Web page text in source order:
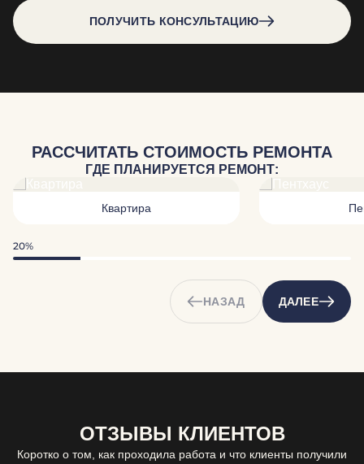
ПОЛУЧИТЬ КОНСУЛЬТАЦИЮ
РАССЧИТАТЬ СТОИМОСТЬ РЕМОНТА
ГДЕ ПЛАНИРУЕТСЯ РЕМОНТ:
Квартира
20%
НАЗАД ДАЛЕЕ
ОТЗЫВЫ КЛИЕНТОВ
Коротко о том, как проходила работа и что клиенты получили